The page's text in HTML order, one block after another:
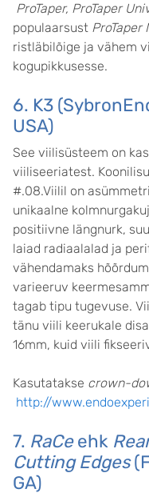
ProTaper, ProTaper
populaarsust ProTaper
ristläbilõige ja vähem
kogupikkusesse.
6. K3
USA)
See viilisüsteem on
viiliseeriatest.
#.08.Viilil on
unikaalne
positiivne längnurk,
laiad radiaalalad ja
vähendamaks
varieeruv
tagab tipu tugevuse.
tänu viili keerukale
16mm, kuid viili
Kasutatakse crown-
http://
7. RaCeehk
Cutting Edges
GA)